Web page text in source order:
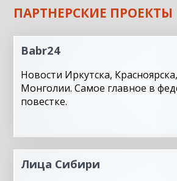
ПАРТНЕРСКИЕ ПРОЕКТЫ
Babr24
Новости Иркутска,
Монголии. Самое главное в
повестке.
Лица Сибири